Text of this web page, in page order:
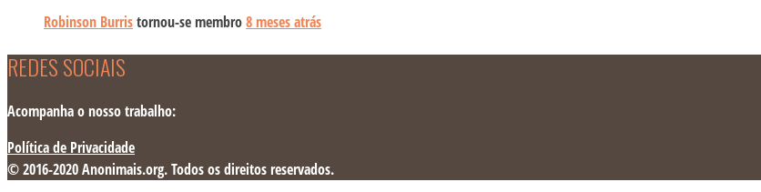
Robinson Burristornou-se membro8 meses atrás
REDES SOCIAIS
Acompanha o nosso trabalho:
Política de Privacidade
© 2016-2020 Anonimais.org. Todos os direitos reservados.